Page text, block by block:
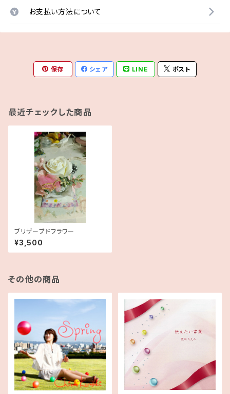
お支払い方法について
保存 シェア LINE ポスト
最近チェックした商品
ブリザーブドフラワー
¥3,500
その他の商品